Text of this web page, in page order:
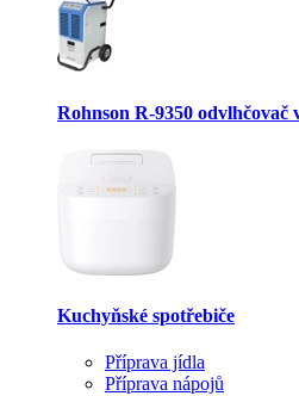
Rohnson R-9350 odvlhčovač
Kuchyňské spotřebiče
Příprava jídla
Příprava nápojů